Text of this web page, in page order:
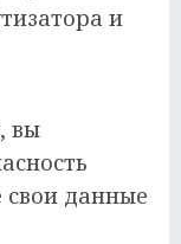
и
вы
свои данные